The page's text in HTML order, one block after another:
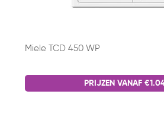
Miele TCD 450 WP
PRIJZEN VANAF